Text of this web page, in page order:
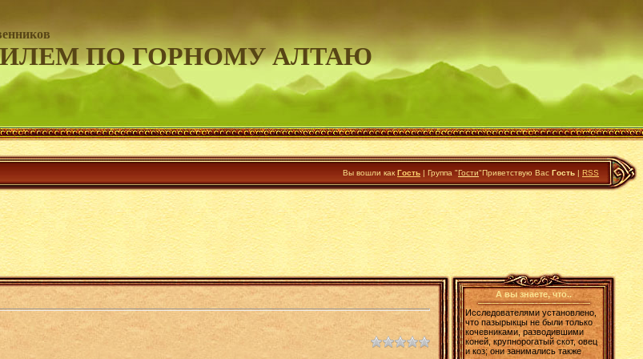
ПО ГОРНОМУ АЛТАЮ
Вы вошли как Гость | Группа "Гости"Приветствую Вас Гость | RSS
А вы знаете, что..
Исследователями установлено,
что пазырыкцы не были только
кочевниками, разводившими
коней, крупнорогатый скот, овец
и коз; они занимались также